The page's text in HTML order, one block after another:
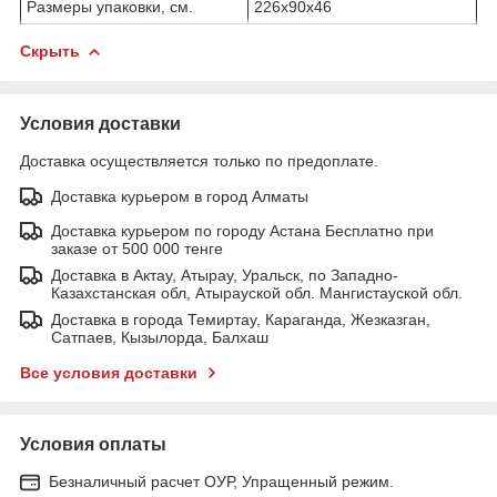
Размеры упаковки, см. 226х90x46
Скрыть
Условия доставки
Доставка осуществляется только по предоплате.
Доставка курьером в город Алматы
Доставка курьером по городу Астана Бесплатно при
заказе от 500 000 тенге
Доставка в Актау, Атырау, Уральск, по Западно-
Казахстанская обл, Атырауской обл. Мангистауской обл.
Доставка в города Темиртау, Караганда, Жезказган,
Сатпаев, Кызылорда, Балхаш
Все условия доставки
Условия оплаты
Безналичный расчет ОУР, Упращенный режим.